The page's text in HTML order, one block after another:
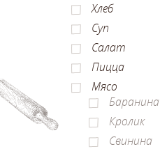
Хлеб
Суп
Салат
Пицца
Мясо
Баранина
Кролик
Свинина